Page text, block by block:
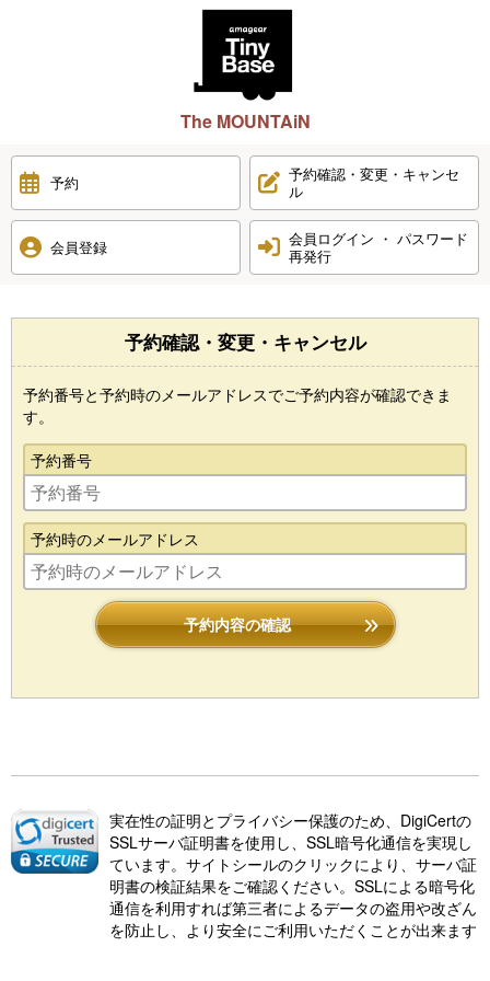
The MOUNTAiN
予約
予約確認・変更・キャンセ
ル
会員登録
会員ログイン ・ パスワード
再発行
予約確認・変更・キャンセル
予約番号と予約時のメールアドレスでご予約内容が確認できま
す。
予約番号
予約時のメールアドレス
予約内容の確認
実在性の証明とプライバシー保護のため、DigiCertの
SSLサーバ証明書を使用し、SSL暗号化通信を実現し
ています。サイトシールのクリックにより、サーバ証
明書の検証結果をご確認ください。SSLによる暗号化
通信を利用すれば第三者によるデータの盗用や改ざん
を防止し、より安全にご利用いただくことが出来ます